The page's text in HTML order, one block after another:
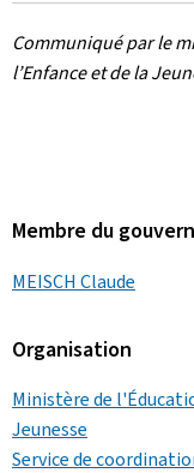
Communiqué par le
l’Enfance et de la
Membre du
MEISCH Claude
Organisation
Ministère de
Jeunesse
Service de